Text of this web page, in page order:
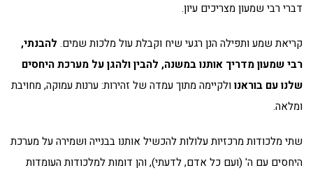
דברי רבי שמעון מצריכים עיון.
קריאת שמע ותפילה הנן רגעי שיח וקבלת עול מלכות שמים. להבנתי,
רבי שמעון מדריך אותנו במשנה, להבין ולהגן על מערכת היחסים
שלנו עם בוראנוולקיימה מתוך עמדה של זהירות: ערנות עמוקה, מחויבת
ומלאה.
שתי מלכודות מרכזיות עלולות להכשיל אותנו בבנייה ושמירה על מערכת
היחסים עם ה' (ועם כל אדם, לדעתי), והן דומות למלכודות העומדות